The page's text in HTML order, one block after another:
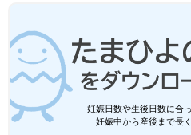
妊娠日数や生後日数に合
妊娠中から産後まで長